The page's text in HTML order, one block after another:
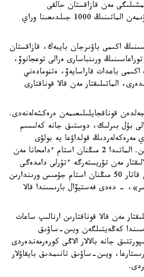
مەن قازاقستان حالقى
اسامبلەياسىنىڭ قولداۋىمەن الماتىنىڭ 1000 جىلدىعىنا وراي
اكىمى باۋىرجان بايبەك، قازاقستان
ورىنباسارى ەرالى توعجانوۆ،
اكىمى باعدات قاراسايەۆ، ەتنومادەني
الماتىلىقتار مەن قالا قوناقتارى
قوناقجايلىلىعىمەن ەرەكشەلەنەدى.
بۇل بىرلىك، دوستىق جانە كەلىسىم
قولداۋعا يە بولۋى
تيىستىگىنە سەنىمدىمىن. الماتىدا 2 مىڭنان استام ءدامحانا مەن
مەن تۋريستەرگە ءتۇرلى دامدەگى
تاعامداردى ۇسىنۋىمەن قاتار 50 مىڭنان استام جۇمىس ورىندارىن
- دەدى فەستيۆال بارىسىندا قالا
مەن قالا قوناقتارىن ارنالىپ ساعات
دەن 21:00 اراسىندا كەڭەيتىلگەن ويىن-ساۋىق
جانە بالالار الاڭى كورەرمەندەردى
ويىن-ساۋىق تانىمدىق بايقاۋلار